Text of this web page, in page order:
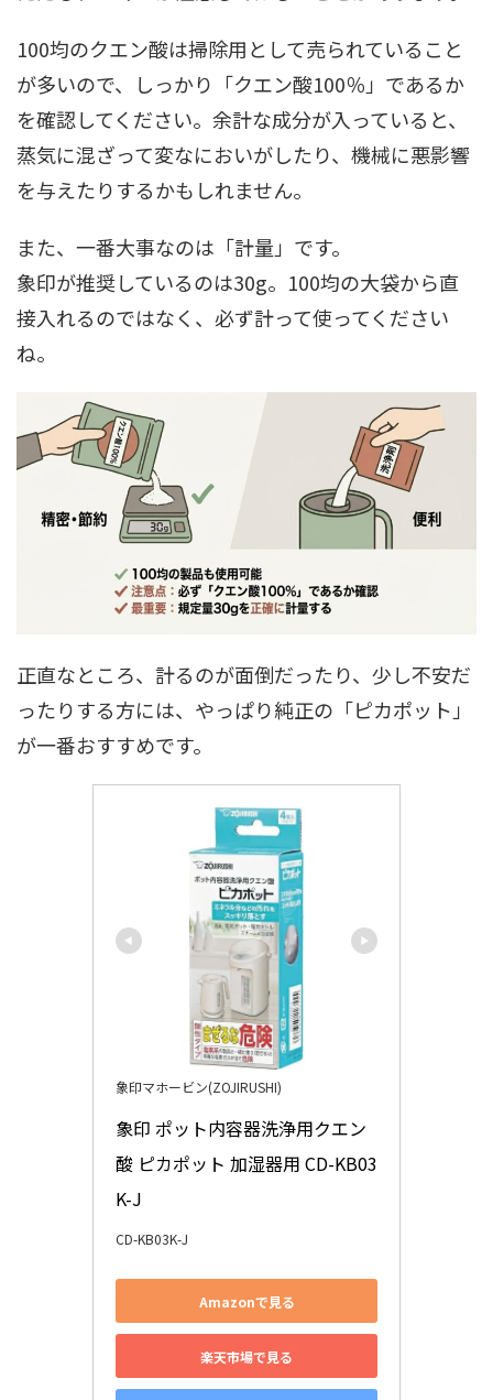
100均のクエン酸は掃除用として売られていること
が多いので、しっかり「クエン酸100％」であるか
を確認してください。余計な成分が入っていると、
蒸気に混ざって変なにおいがしたり、機械に悪影響
を与えたりするかもしれません。
また、一番大事なのは「計量」です。
象印が推奨しているのは30g。100均の大袋から直
接入れるのではなく、必ず計って使ってください
ね。
正直なところ、計るのが面倒だったり、少し不安だ
ったりする方には、やっぱり純正の「ピカポット」
が一番おすすめです。
象印マホービン(ZOJIRUSHI)
象印 ポット内容器洗浄用クエン
酸 ピカポット 加湿器用 CD-KB03
K-J
CD-KB03K-J
Amazonで見る
楽天市場で見る